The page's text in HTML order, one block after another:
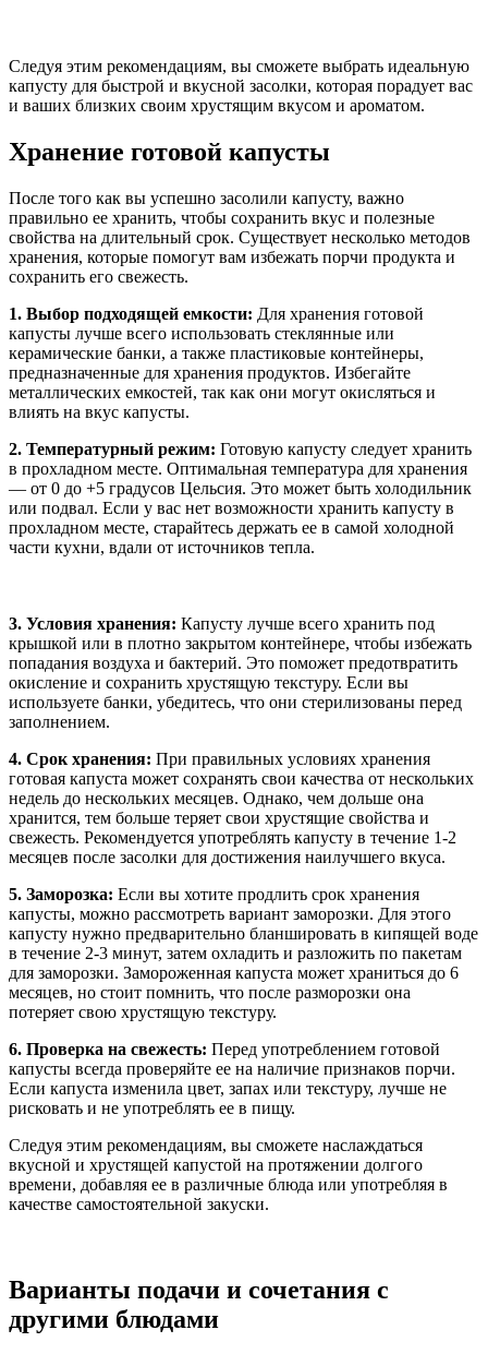
Следуя этим рекомендациям, вы сможете выбрать идеальную
капусту для быстрой и вкусной засолки, которая порадует вас
и ваших близких своим хрустящим вкусом и ароматом.
Хранение готовой капусты
После того как вы успешно засолили капусту, важно
правильно ее хранить, чтобы сохранить вкус и полезные
свойства на длительный срок. Существует несколько методов
хранения, которые помогут вам избежать порчи продукта и
сохранить его свежесть.
1. Выбор подходящей емкости: Для хранения готовой
капусты лучше всего использовать стеклянные или
керамические банки, а также пластиковые контейнеры,
предназначенные для хранения продуктов. Избегайте
металлических емкостей, так как они могут окисляться и
влиять на вкус капусты.
2. Температурный режим: Готовую капусту следует хранить
в прохладном месте. Оптимальная температура для хранения
— от 0 до +5 градусов Цельсия. Это может быть холодильник
или подвал. Если у вас нет возможности хранить капусту в
прохладном месте, старайтесь держать ее в самой холодной
части кухни, вдали от источников тепла.
3. Условия хранения: Капусту лучше всего хранить под
крышкой или в плотно закрытом контейнере, чтобы избежать
попадания воздуха и бактерий. Это поможет предотвратить
окисление и сохранить хрустящую текстуру. Если вы
используете банки, убедитесь, что они стерилизованы перед
заполнением.
4. Срок хранения: При правильных условиях хранения
готовая капуста может сохранять свои качества от нескольких
недель до нескольких месяцев. Однако, чем дольше она
хранится, тем больше теряет свои хрустящие свойства и
свежесть. Рекомендуется употреблять капусту в течение 1-2
месяцев после засолки для достижения наилучшего вкуса.
5. Заморозка: Если вы хотите продлить срок хранения
капусты, можно рассмотреть вариант заморозки. Для этого
капусту нужно предварительно бланшировать в кипящей воде
в течение 2-3 минут, затем охладить и разложить по пакетам
для заморозки. Замороженная капуста может храниться до 6
месяцев, но стоит помнить, что после разморозки она
потеряет свою хрустящую текстуру.
6. Проверка на свежесть: Перед употреблением готовой
капусты всегда проверяйте ее на наличие признаков порчи.
Если капуста изменила цвет, запах или текстуру, лучше не
рисковать и не употреблять ее в пищу.
Следуя этим рекомендациям, вы сможете наслаждаться
вкусной и хрустящей капустой на протяжении долгого
времени, добавляя ее в различные блюда или употребляя в
качестве самостоятельной закуски.
Варианты подачи и сочетания с
другими блюдами